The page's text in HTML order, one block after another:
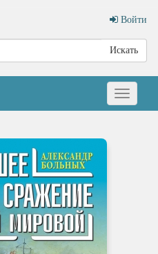
Войти
Искать
Меню